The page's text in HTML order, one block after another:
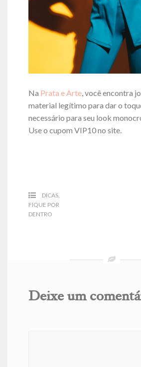
Na Prata e Arte, você encontra
material legítimo para dar o
necessário para seu look
Use o cupom VIP10 no site.
DICAS,
FIQUE POR
DENTRO
Deixe um